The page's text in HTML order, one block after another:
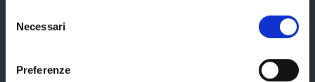
tasto "Rifiuta".
delNecessari
Preferenze
Edifici e Parchi